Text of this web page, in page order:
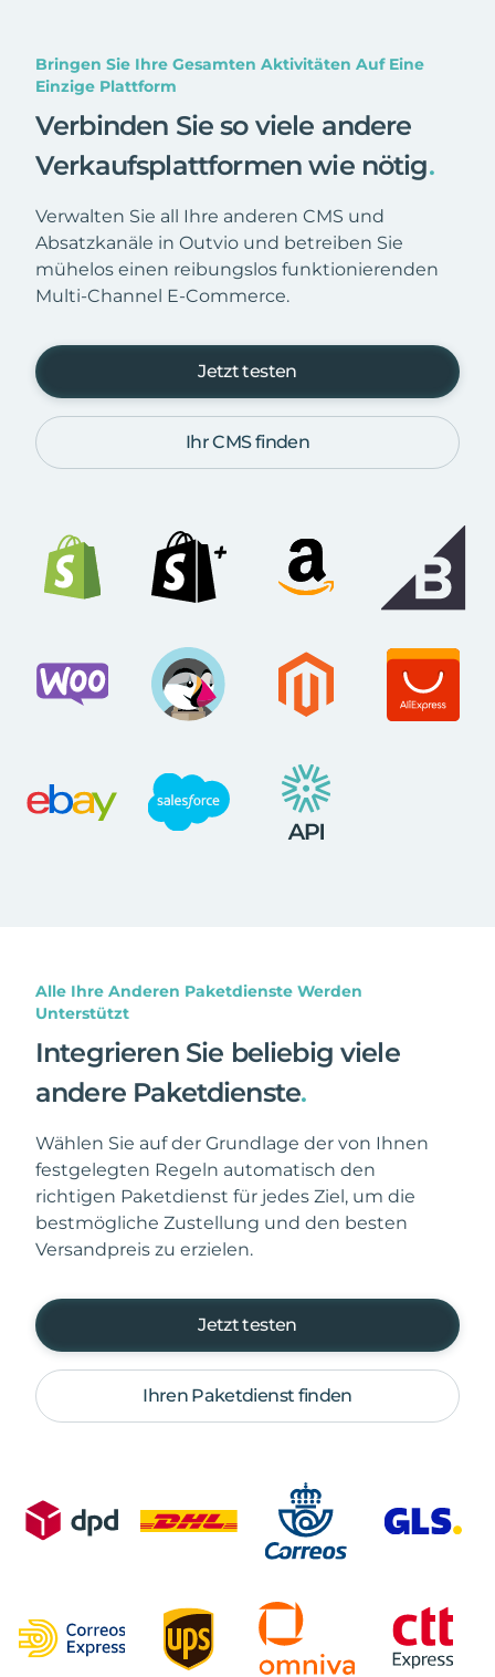
Bringen Sie Ihre Gesamten Aktivitäten Auf Eine
Einzige Plattform
Verbinden Sie so viele andere
Verkaufsplattformen wie nötig.
Verwalten Sie all Ihre anderen CMS und
Absatzkanäle in Outvio und betreiben Sie
mühelos einen reibungslos funktionierenden
Multi-Channel E-Commerce.
Jetzt testen
Ihr CMS finden
Alle Ihre Anderen Paketdienste Werden
Unterstützt
Integrieren Sie beliebig viele
andere Paketdienste.
Wählen Sie auf der Grundlage der von Ihnen
festgelegten Regeln automatisch den
richtigen Paketdienst für jedes Ziel, um die
bestmögliche Zustellung und den besten
Versandpreis zu erzielen.
Jetzt testen
Ihren Paketdienst finden